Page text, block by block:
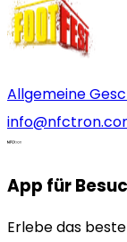
Allgemeine
App für
Erlebe das